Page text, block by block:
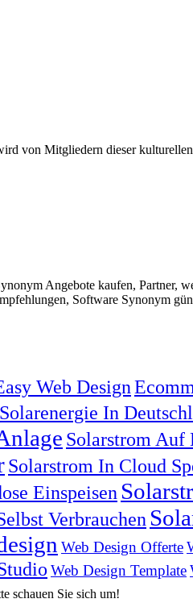
von Mitgliedern dieser
Angebote kaufen,
Software Synonym
Web Design
Solarenergie In
Solarstrom Auf
Solarstrom In Cloud
Einspeisen
Verbrauchen
Web Design Offerte
Web Design Template
schauen Sie sich um!